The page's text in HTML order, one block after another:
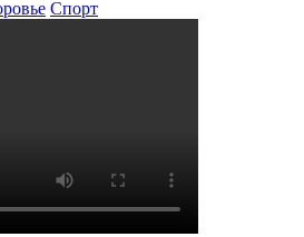
Спорт